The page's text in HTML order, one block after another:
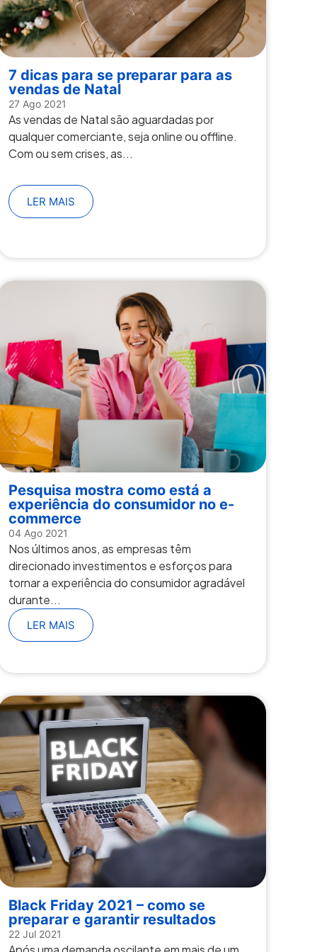
7 dicas para se preparar para as
vendas de Natal
27 Ago 2021
As vendas de Natal são aguardadas por
qualquer comerciante, seja online ou offline.
Com ou sem crises, as...
LER MAIS
Pesquisa mostra como está a
experiência do consumidor no e-
commerce
04 Ago 2021
Nos últimos anos, as empresas têm
direcionado investimentos e esforços para
tornar a experiência do consumidor agradável
durante...
LER MAIS
Black Friday 2021 – como se
preparar e garantir resultados
22 Jul 2021